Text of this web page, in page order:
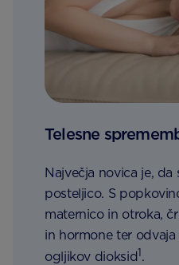
Telesne
Največja novica je,
posteljico. S
maternico in otroka,
in hormone ter
ogljikov dioksid1.